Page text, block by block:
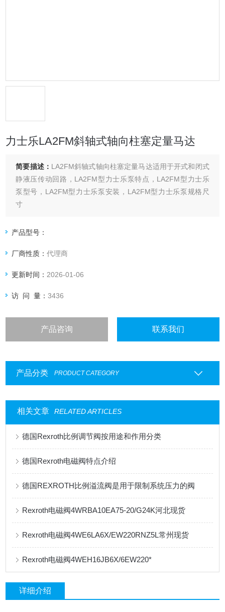
力士乐LA2FM斜轴式轴向柱塞定量马达
简要描述： LA2FM斜轴式轴向柱塞定量马达适用于开式和闭式
静液压传动回路，LA2FM型力士乐泵特点，LA2FM型力士乐
泵型号，LA2FM型力士乐泵安装，LA2FM型力士乐泵规格尺
寸
产品型号：
厂商性质：代理商
更新时间： 2026-01-06
访 问 量：3436
产品咨询 联系我们
产品分类 PRODUCT CATEGORY
相关文章 RELATED ARTICLES
德国Rexroth比例调节阀按用途和作用分类
德国Rexroth电磁阀特点介绍
德国REXROTH比例溢流阀是用于限制系统压力的阀
Rexroth电磁阀4WRBA10EA75-20/G24K河北现货
Rexroth电磁阀4WE6LA6X/EW220RNZ5L常州现货
Rexroth电磁阀4WEH16JB6X/6EW220*
详细介绍